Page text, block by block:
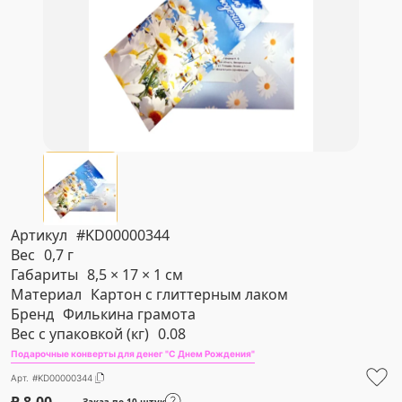
Артикул #KD00000344
Вес 0,7 г
Габариты 8,5 × 17 × 1 см
Материал Картон с глиттерным лаком
Бренд Филькина грамота
Вес с упаковкой (кг) 0.08
Подарочные конверты для денег "С Днем Рождения"
Арт. #KD00000344